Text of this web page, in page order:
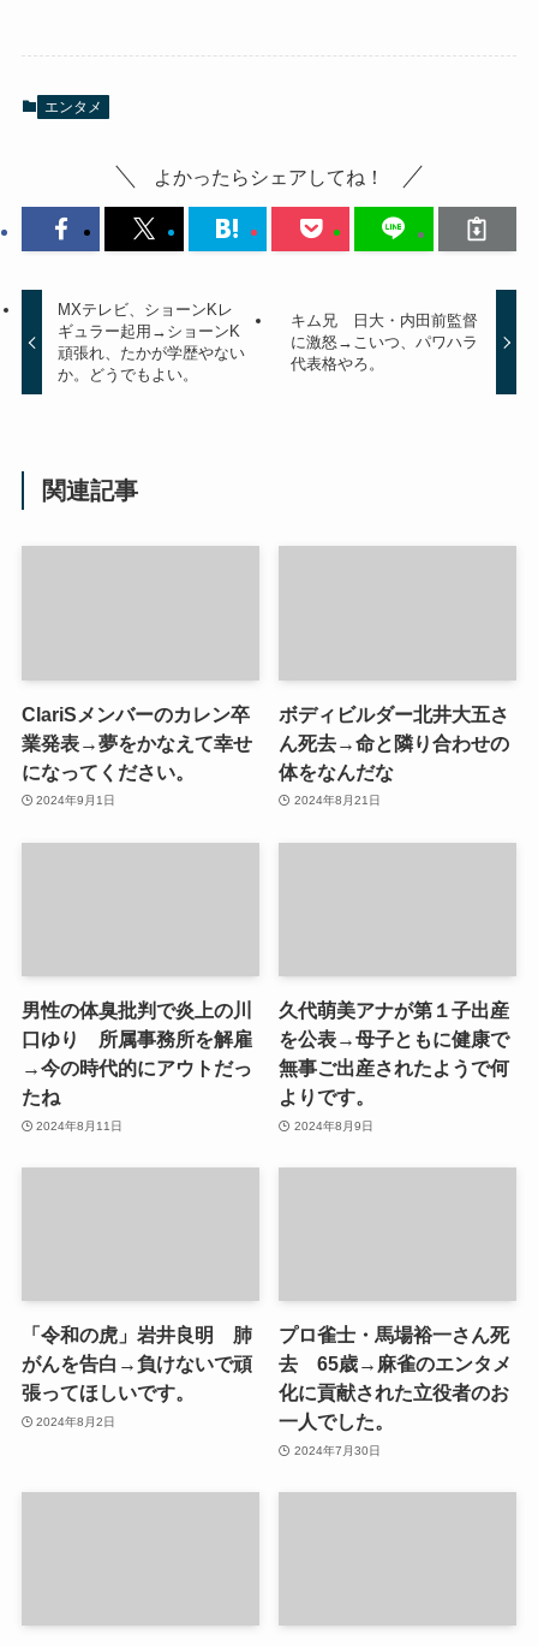
エンタメ
よかったらシェアしてね！
MXテレビ、ショーンKレ
ギュラー起用→ショーンK
頑張れ、たかが学歴やない
か。どうでもよい。
キム兄 日大・内田前監督
に激怒→こいつ、パワハラ
代表格やろ。
関連記事
ClariSメンバーのカレン卒
業発表→夢をかなえて幸せ
になってください。
2024年9月1日
ボディビルダー北井大五さ
ん死去→命と隣り合わせの
体をなんだな
2024年8月21日
男性の体臭批判で炎上の川
口ゆり 所属事務所を解雇
→今の時代的にアウトだっ
たね
2024年8月11日
久代萌美アナが第１子出産
を公表→母子ともに健康で
無事ご出産されたようで何
よりです。
2024年8月9日
「令和の虎」岩井良明 肺
がんを告白→負けないで頑
張ってほしいです。
2024年8月2日
プロ雀士・馬場裕一さん死
去 65歳→麻雀のエンタメ
化に貢献された立役者のお
一人でした。
2024年7月30日